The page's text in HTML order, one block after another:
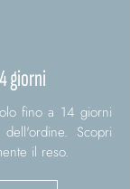
giorni
fino a 14 giorni
Scopri
il reso.